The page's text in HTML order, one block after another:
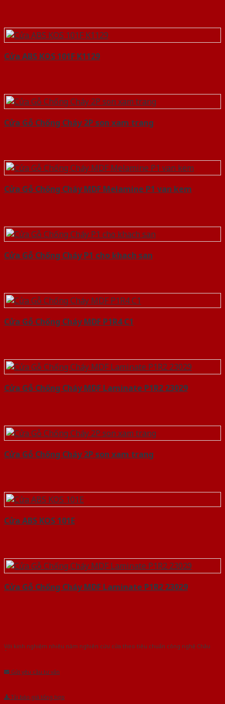
Cửa ABS KOS 101F K1129
Cửa Gỗ Chống Cháy 2P son xam trang
Cửa Gỗ Chống Cháy MDF Melamine P1 van kem
Cửa Gỗ Chống Cháy P1 cho khach san
Cửa Gỗ Chống Cháy MDF P1R4 C1
Cửa Gỗ Chống Cháy MDF Laminate P1R2 23029
Cửa Gỗ Chống Cháy 2P son xam trang
Cửa ABS KOS 101E
Cửa Gỗ Chống Cháy MDF Laminate P1R2 23029
Với kinh nghiệm nhiêu năm nghiên cứu cửa theo tiêu chuẩn công nghệ Châu
Gửi yêu cầu tư vấn
Tải báo giá tổng hợp